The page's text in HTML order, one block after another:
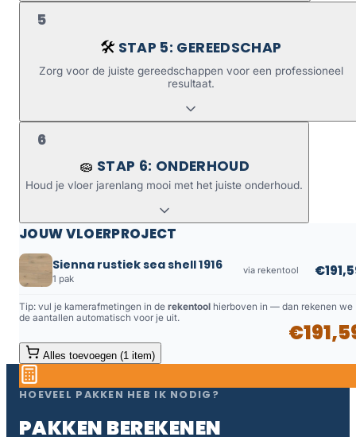
5
🛠️ STAP 5: GEREEDSCHAP
Zorg voor de juiste gereedschappen voor een professioneel
resultaat.
6
🧽 STAP 6: ONDERHOUD
Houd je vloer jarenlang mooi met het juiste onderhoud.
JOUW VLOERPROJECT
Sienna rustiek sea shell 1916
1 pak
via rekentool
Tip: vul je kamerafmetingen in de rekentool hierboven in — dan rekenen we
de aantallen automatisch voor je uit.
Alles toevoegen (1 item)
HOEVEEL PAKKEN HEB IK NODIG?
PAKKEN BEREKENEN